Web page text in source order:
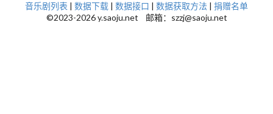
音乐剧列表 | 数据下载 | 数据接口 | 数据获取方法 | 捐赠名单
©2023-2026 y.saoju.net 邮箱：szzj@saoju.net